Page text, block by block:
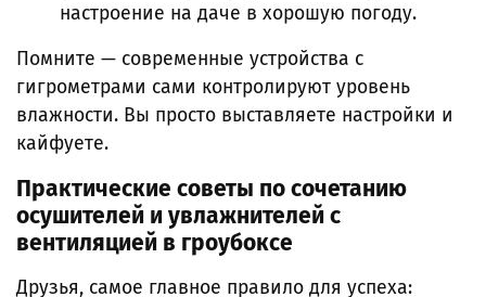
настроение на даче в хорошую погоду.
Помните — современные устройства с
гигрометрами сами контролируют уровень
влажности. Вы просто выставляете настройки и
кайфуете.
Практические советы по сочетанию
осушителей и увлажнителей с
вентиляцией в гроубоксе
Друзья, самое главное правило для успеха: